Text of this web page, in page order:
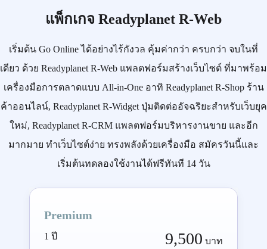
แพ็กเกจ Readyplanet R-Web
เริ่มต้น Go Onlineได้อย่างไร้กังวล คุ้มค่ากว่า ครบกว่า จบในที่
เดียว ด้วย Readyplanet R-Web แพลตฟอร์มสร้างเว็บไซต์ ที่มาพร้อม
เครื่องมือการตลาดแบบ All-in-Oneอาทิ Readyplanet R-Shopร้าน
ค้าออนไลน์, Readyplanet R-Widgetปุ่มติดต่ออัจฉริยะสำหรับเว็บยุค
ใหม่, Readyplanet R-CRMแพลตฟอร์มบริหารงานขาย และอีก
มากมาย ทำเว็บไซต์ง่าย ทรงพลังด้วยเครื่องมือ สมัครวันนี้และ
เริ่มต้นทดลองใช้งานได้ฟรีทันที 14 วัน
Premium
1 ปี 9,500 บาท